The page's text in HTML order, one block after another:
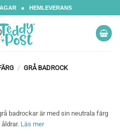
● HEMLEVERANS
/ GRÅ BADROCK
badrockar är med sin neutrala färg
Läs mer